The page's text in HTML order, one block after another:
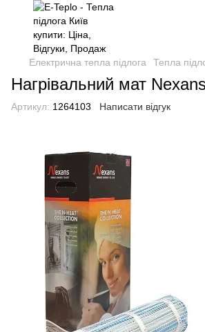
Електрична тепла підлога Тепла
Нагрівальний мат
Артикул: 1264103 Написати відгук